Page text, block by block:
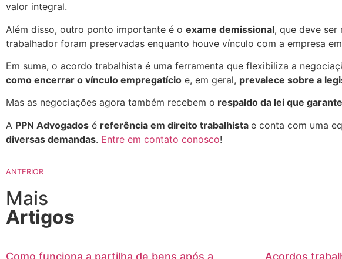
valor integral.
Além disso, outro ponto importante é o exame demissional, que deve
trabalhador foram preservadas enquanto houve vínculo com a empresa
Em suma, o acordo trabalhista é uma ferramenta que flexibiliza a
como encerrar o vínculo empregatício e, em geral, prevalece sobre a
Mas as negociações agora também recebem o respaldo da lei que
A PPN Advogados é referência em direito trabalhista e conta com uma
diversas demandas. Entre em contato conosco!
ANTERIOR
Mais
Artigos
Como funciona a partilha de bens após a
Acordos